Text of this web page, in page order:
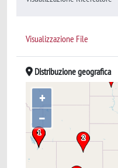
Visualizzazione File
Distribuzione geografica
+
–